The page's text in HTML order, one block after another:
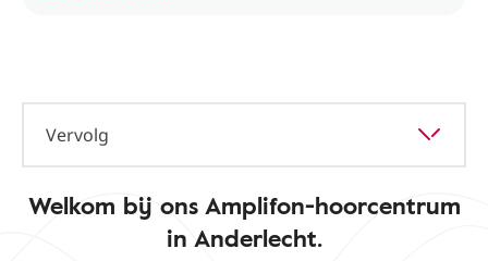
Vervolg
Welkom bij ons Amplifon-hoorcentrum
in Anderlecht.